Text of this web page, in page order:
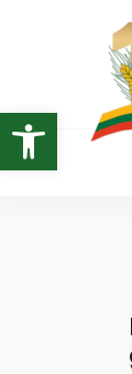
Open toolbar